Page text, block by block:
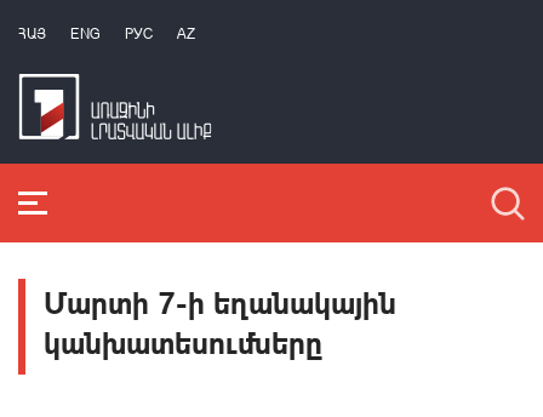
ՀԱՅ ENG РУС AZ
Մարտի 7-ի եղանակային
կանխատեսումները